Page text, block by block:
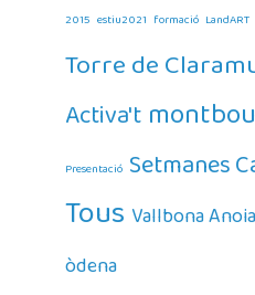
2015 estiu2021 formació LandART
Torre de
Activa'tmontbou
Presentació Setmanes
TousVallbona Anoia
òdena